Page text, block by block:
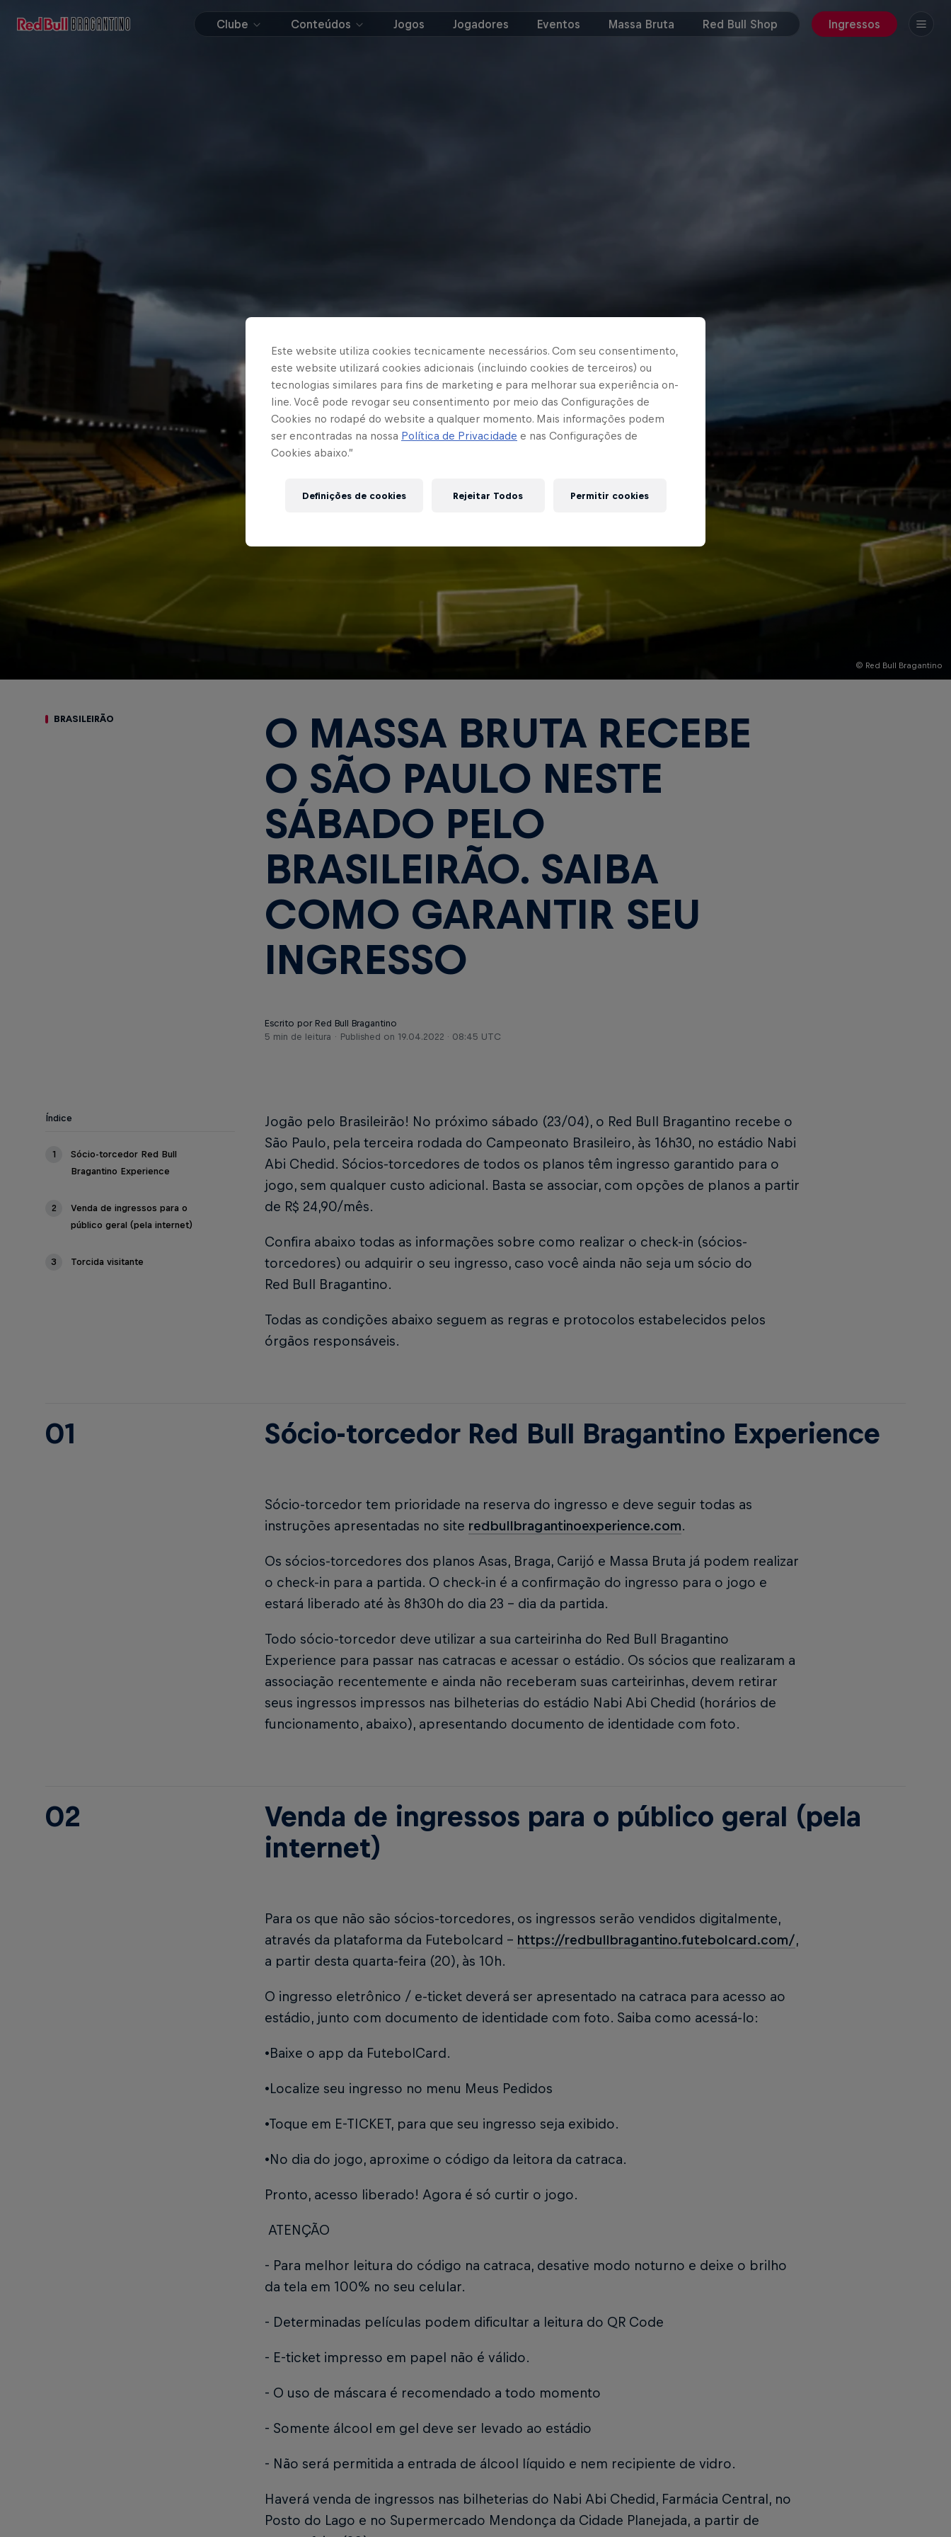
Clube Conteúdos Jogos Jogadores Eventos Massa Bruta Red Bull Shop Ingressos
© Red Bull Bragantino
BRASILEIRÃO
O MASSA BRUTA RECEBE
O SÃO PAULO NESTE
SÁBADO PELO
BRASILEIRÃO. SAIBA
COMO GARANTIR SEU
INGRESSO
Escrito por Red Bull Bragantino
5 min de leitura
Published on 19.04.2022 · 08:45 UTC
Índice
1
Sócio-torcedor Red Bull
Bragantino Experience
2
Venda de ingressos para o
público geral (pela internet)
3 Torcida visitante
Jogão pelo Brasileirão! No próximo sábado (23/04), o Red Bull Bragantino recebe o
São Paulo, pela terceira rodada do Campeonato Brasileiro, às 16h30, no estádio Nabi
Abi Chedid. Sócios-torcedores de todos os planos têm ingresso garantido para o
jogo, sem qualquer custo adicional. Basta se associar, com opções de planos a partir
de R$ 24,90/mês.
Confira abaixo todas as informações sobre como realizar o check-in (sócios-
torcedores) ou adquirir o seu ingresso, caso você ainda não seja um sócio do
Red Bull Bragantino.
Todas as condições abaixo seguem as regras e protocolos estabelecidos pelos
órgãos responsáveis.
01 Sócio-torcedor Red Bull Bragantino Experience
Sócio-torcedor tem prioridade na reserva do ingresso e deve seguir todas as
instruções apresentadas no site redbullbragantinoexperience.com.
Os sócios-torcedores dos planos Asas, Braga, Carijó e Massa Bruta já podem realizar
o check-in para a partida. O check-in é a confirmação do ingresso para o jogo e
estará liberado até às 8h30h do dia 23 - dia da partida.
Todo sócio-torcedor deve utilizar a sua carteirinha do Red Bull Bragantino
Experience para passar nas catracas e acessar o estádio. Os sócios que realizaram a
associação recentemente e ainda não receberam suas carteirinhas, devem retirar
seus ingressos impressos nas bilheterias do estádio Nabi Abi Chedid (horários de
funcionamento, abaixo), apresentando documento de identidade com foto.
02
Venda de ingressos para o público geral (pela
internet)
Para os que não são sócios-torcedores, os ingressos serão vendidos digitalmente,
através da plataforma da Futebolcard - https://redbullbragantino.futebolcard.com/,
a partir desta quarta-feira (20), às 10h.
O ingresso eletrônico / e-ticket deverá ser apresentado na catraca para acesso ao
estádio, junto com documento de identidade com foto. Saiba como acessá-lo:
•Baixe o app da FutebolCard.
•Localize seu ingresso no menu Meus Pedidos
•Toque em E-TICKET, para que seu ingresso seja exibido.
•No dia do jogo, aproxime o código da leitora da catraca.
Pronto, acesso liberado! Agora é só curtir o jogo.
ATENÇÃO
- Para melhor leitura do código na catraca, desative modo noturno e deixe o brilho
da tela em 100% no seu celular.
- Determinadas películas podem dificultar a leitura do QR Code
- E-ticket impresso em papel não é válido.
- O uso de máscara é recomendado a todo momento
- Somente álcool em gel deve ser levado ao estádio
- Não será permitida a entrada de álcool líquido e nem recipiente de vidro.
Haverá venda de ingressos nas bilheterias do Nabi Abi Chedid, Farmácia Central, no
Posto do Lago e no Supermercado Mendonça da Cidade Planejada, a partir de
Este website utiliza cookies tecnicamente necessários. Com seu consentimento,
este website utilizará cookies adicionais (incluindo cookies de terceiros) ou
tecnologias similares para fins de marketing e para melhorar sua experiência on-
line. Você pode revogar seu consentimento por meio das Configurações de
Cookies no rodapé do website a qualquer momento. Mais informações podem
ser encontradas na nossa Política de Privacidade e nas Configurações de
Cookies abaixo.”
Definições de cookies Rejeitar Todos Permitir cookies